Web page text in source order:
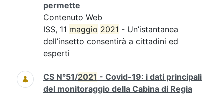
permette
Contenuto Web
ISS, 11 maggio 2021 - Un’istantanea
dell’insetto consentirà a cittadini ed
esperti
CS N°51/2021 - Covid-19: i dati principali
del monitoraggio della Cabina di Regia